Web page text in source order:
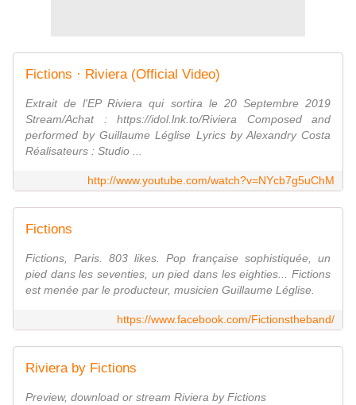
Fictions · Riviera (Official Video)
Extrait de l'EP Riviera qui sortira le 20 Septembre 2019
Stream/Achat : https://idol.lnk.to/Riviera Composed and
performed by Guillaume Léglise Lyrics by Alexandry Costa
Réalisateurs : Studio ...
http://www.youtube.com/watch?v=NYcb7g5uChM
Fictions
Fictions, Paris. 803 likes. Pop française sophistiquée, un
pied dans les seventies, un pied dans les eighties... Fictions
est menée par le producteur, musicien Guillaume Léglise.
https://www.facebook.com/Fictionstheband/
Riviera by Fictions
Preview, download or stream Riviera by Fictions